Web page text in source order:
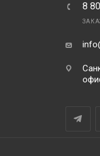
8